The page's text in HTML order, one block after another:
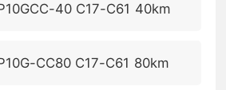
40 C17-C61 40km
CC80 C17-C61 80km